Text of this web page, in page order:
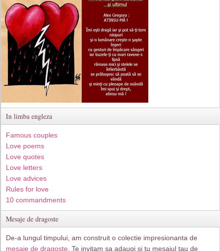
In limba engleza
Famous couples
Love poems
Love quotes
Love letters
Love advices
Rules for love
10 commandments
Mesaje de dragoste
De-a lungul timpului, am construit o colectie impresionanta de
mesaje de dragoste . Te invitam sa adaugi si tu mesajul tau de